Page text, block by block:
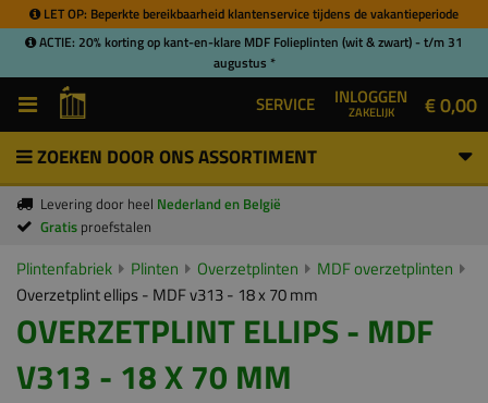
LET OP: Beperkte bereikbaarheid klantenservice tijdens de vakantieperiode
ACTIE: 20% korting op kant-en-klare MDF Folieplinten (wit & zwart) - t/m 31
augustus *
SERVICE INLOGGEN
ZAKELIJK € 0,00
ZOEKEN DOOR ONS ASSORTIMENT
Levering door heel Nederland en België
Gratis proefstalen
Plintenfabriek Plinten Overzetplinten
MDF overzetplinten
Overzetplint ellips - MDF v313 - 18 x 70 mm
OVERZETPLINT ELLIPS - MDF
V313 - 18 X 70 MM